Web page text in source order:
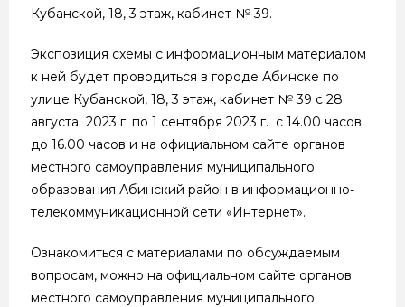
Кубанской, 18, 3 этаж, кабинет № 39.
Экспозиция схемы с информационным материалом
к ней будет проводиться в городе Абинске по
улице Кубанской, 18, 3 этаж, кабинет № 39 с 28
августа 2023 г. по 1 сентября 2023 г. с 14.00 часов
до 16.00 часов и на официальном сайте органов
местного самоуправления муниципального
образования Абинский район в информационно-
телекоммуникационной сети «Интернет».
Ознакомиться с материалами по обсуждаемым
вопросам, можно на официальном сайте органов
местного самоуправления муниципального